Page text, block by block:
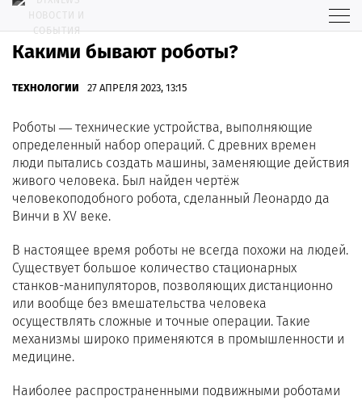
Какими бывают роботы?
ТЕХНОЛОГИИ 27 АПРЕЛЯ 2023, 13:15
Роботы ― технические устройства, выполняющие
определенный набор операций. С древних времен
люди пытались создать машины, заменяющие действия
живого человека. Был найден чертёж
человекоподобного робота, сделанный Леонардо да
Винчи в XV веке.
В настоящее время роботы не всегда похожи на людей.
Существует большое количество стационарных
станков-манипуляторов, позволяющих дистанционно
или вообще без вмешательства человека
осуществлять сложные и точные операции. Такие
механизмы широко применяются в промышленности и
медицине.
Наиболее распространенными подвижными роботами